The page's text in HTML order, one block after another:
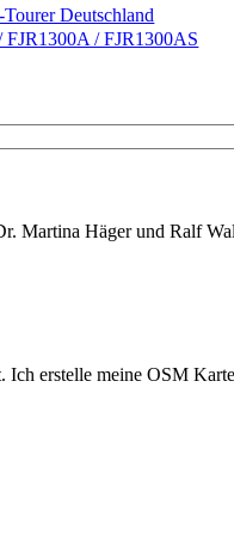
Tourer Deutschland
FJR1300A / FJR1300AS
Häger und Ralf
erstelle meine OSM